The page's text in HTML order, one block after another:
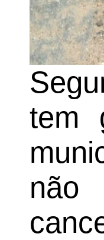
tem
não